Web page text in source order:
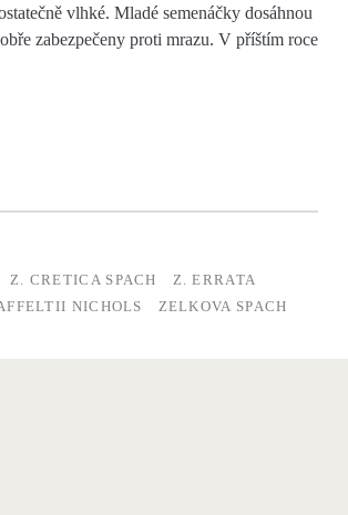
vlhké. Mladé semenáčky dosáhnou
zabezpečeny proti mrazu. V příštím roce
Z. CRETICA SPACH
Z. ERRATA
NICHOLS ZELKOVA SPACH